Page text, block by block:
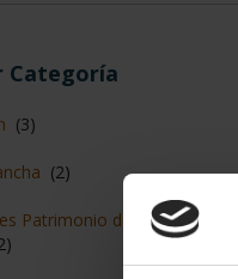
Categoría
(3)
(2)
Patrimonio de la